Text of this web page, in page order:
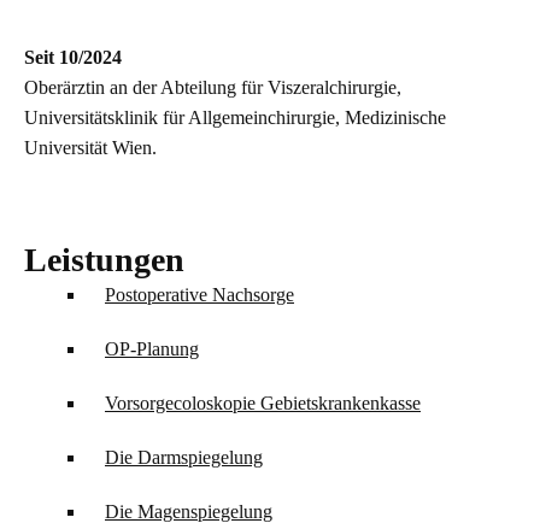
Seit 10/2024
Oberärztin an der Abteilung für Viszeralchirurgie,
Universitätsklinik für Allgemeinchirurgie, Medizinische
Universität Wien.
Leistungen
Postoperative Nachsorge
OP-Planung
Vorsorgecoloskopie Gebietskrankenkasse
Die Darmspiegelung
Die Magenspiegelung